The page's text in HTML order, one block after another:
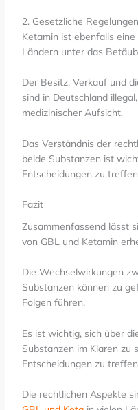
2. Gesetzliche
Ketamin ist ebenfalls
Ländern unter das
Der Besitz, Verkauf und
sind in Deutschland
medizinischer Aufsicht.
Das Verständnis der
beide Substanzen ist
Entscheidungen zu
Fazit
Zusammenfassend lässt
von GBL und Ketamin
Die Wechselwirkungen
Substanzen können zu
Folgen führen.
Es ist wichtig, sich über
Substanzen im Klaren zu
Entscheidungen zu
Die rechtlichen Aspekte